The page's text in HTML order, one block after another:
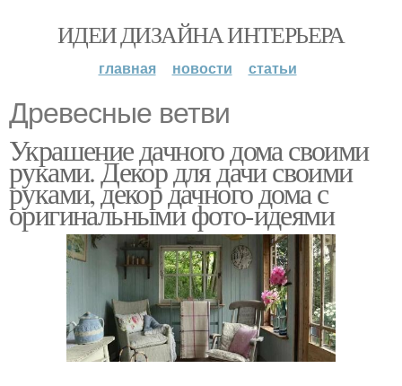
ИДЕИ ДИЗАЙНА ИНТЕРЬЕРА
главная новости статьи
Древесные ветви
Украшение дачного дома своими
руками. Декор для дачи своими
руками, декор дачного дома с
оригинальными фото-идеями